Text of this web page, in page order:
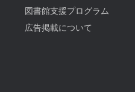
図書館支援プログラム
広告掲載について